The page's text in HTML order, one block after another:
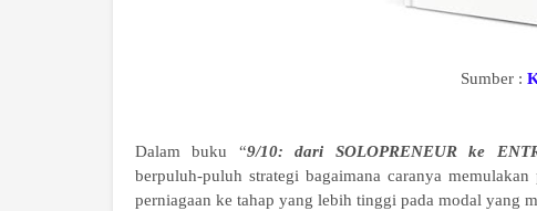
Sumber :
Dalam buku “9/10: dari SOLOPRENEUR ke
berpuluh-puluh strategi bagaimana caranya
perniagaan ke tahap yang lebih tinggi pada modal yang